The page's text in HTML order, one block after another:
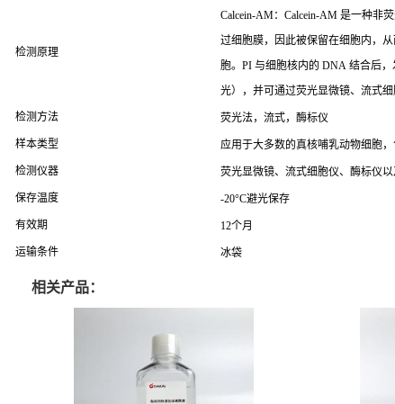
检测原理
Calcein-AM：Calcein-AM 是一种非
过细胞膜，因此被保留在细胞内，
胞。PI 与细胞核内的 DNA 结合后
光），并可通过荧光显微镜、流式细
检测方法 荧光法，流式，酶标仪
样本类型 应用于大多数的真核哺乳动物细胞
检测仪器 荧光显微镜、流式细胞仪、酶标仪
保存温度 -20°C避光保存
有效期 12个月
运输条件 冰袋
相关产品：